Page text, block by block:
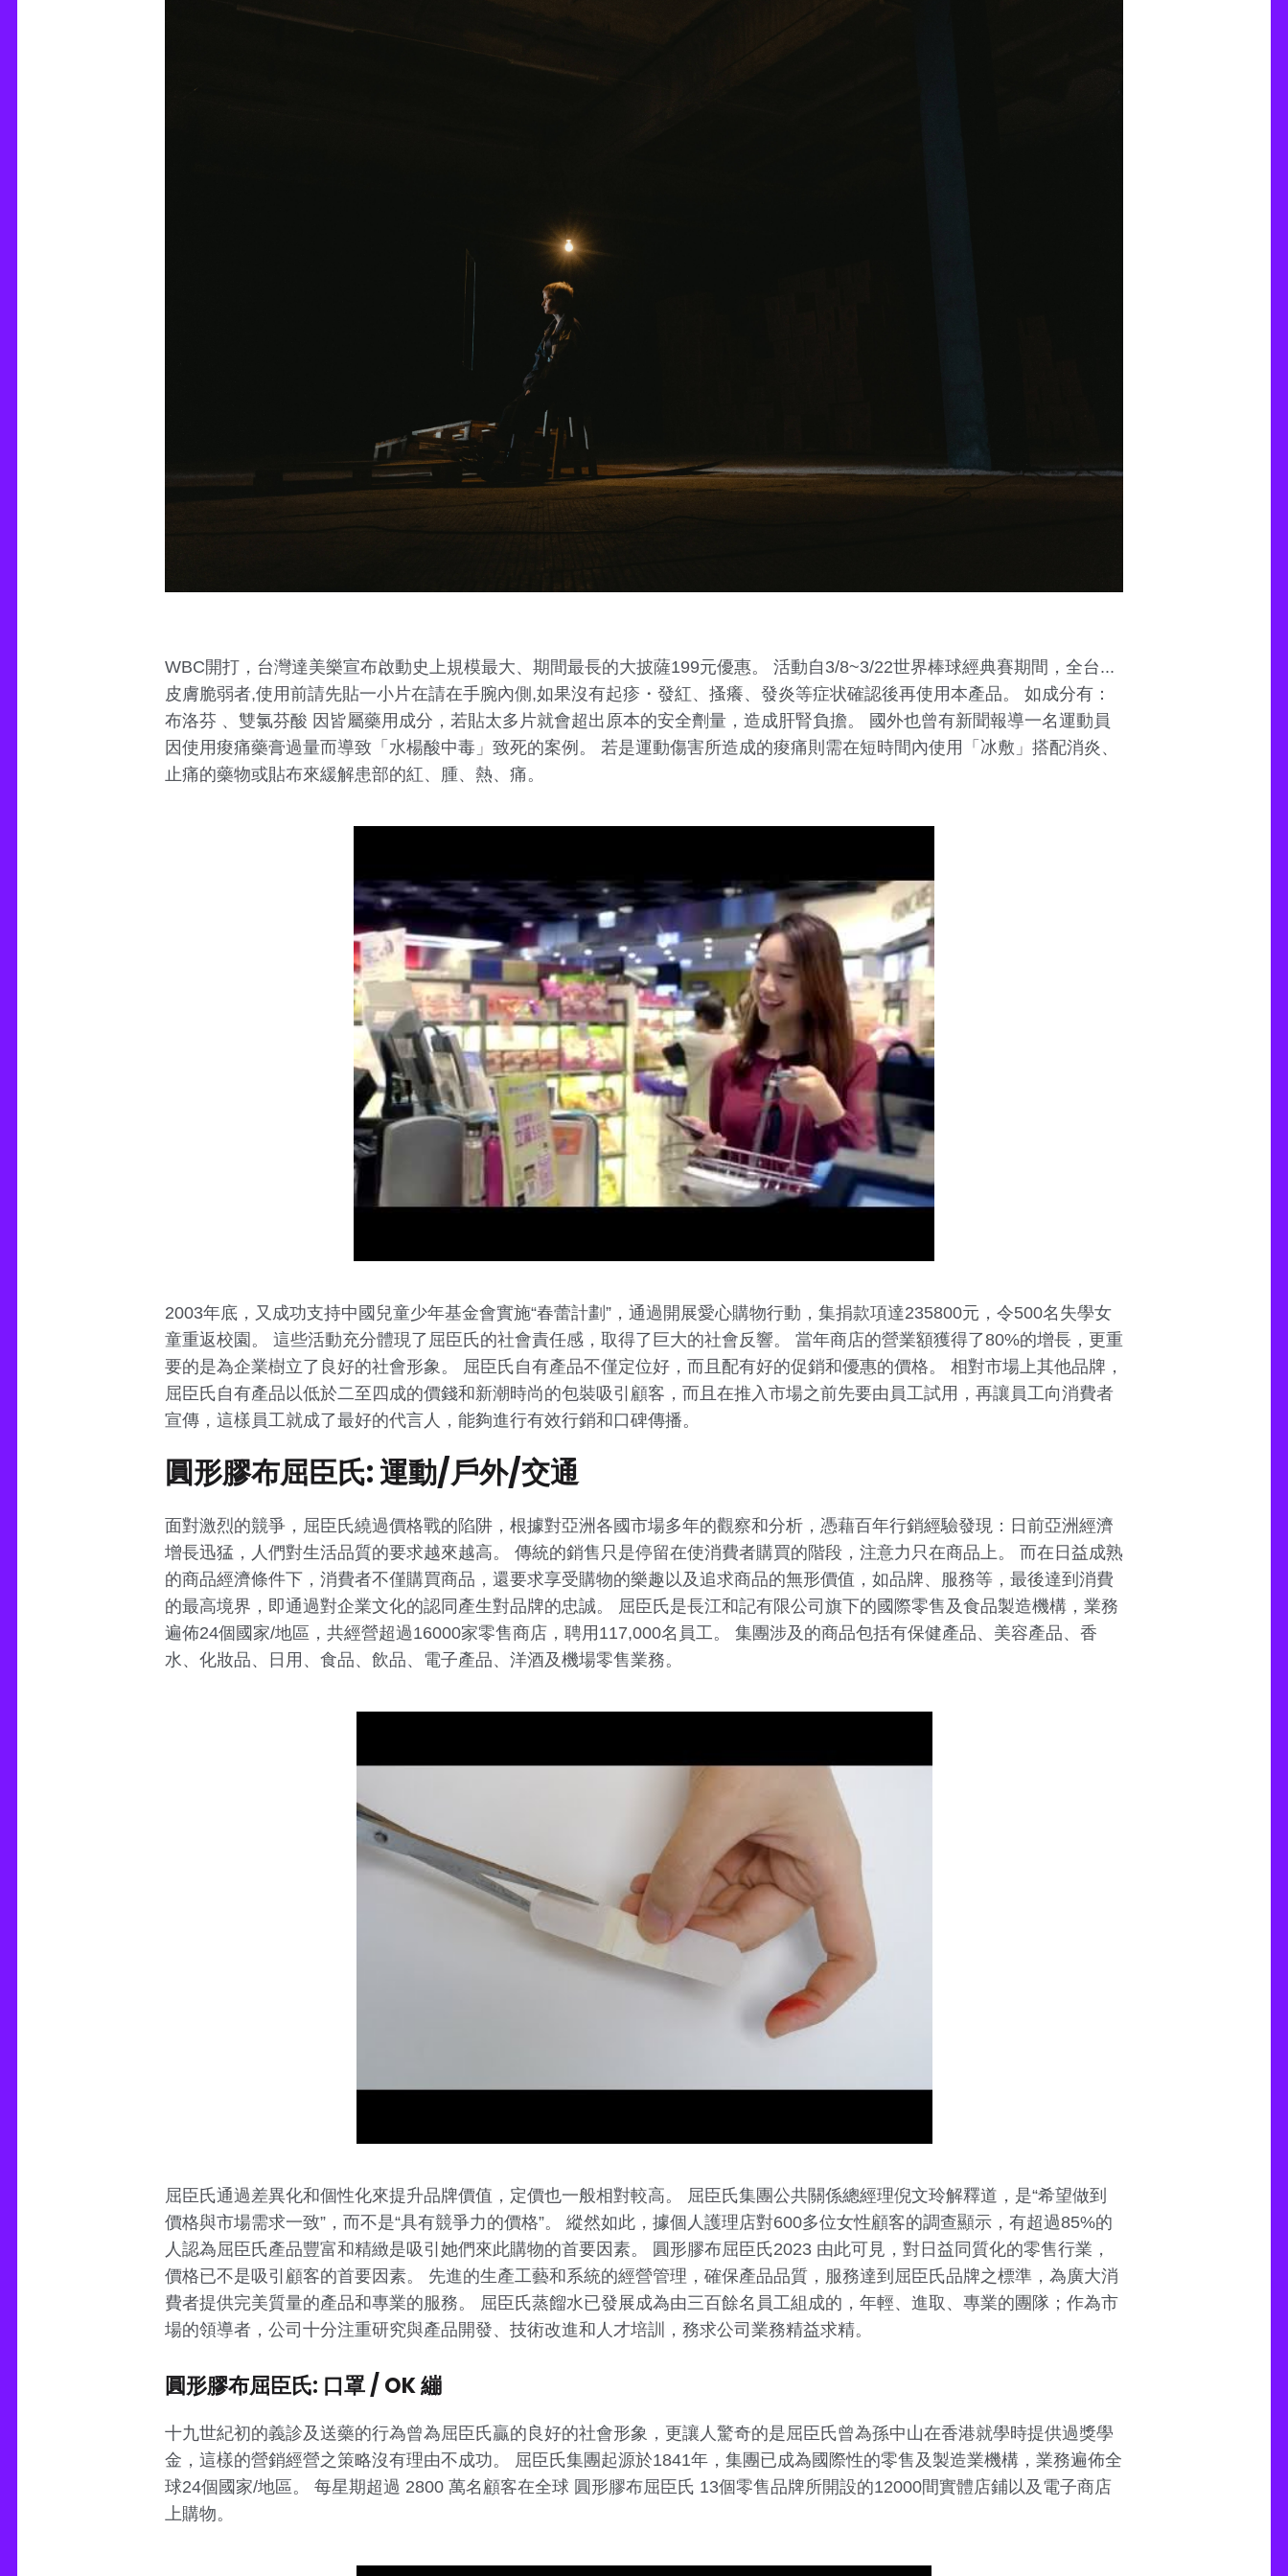
WBC開打，台灣達美樂宣布啟動史上規模最大、期間最長的大披薩199元優惠。 活動自3/8~3/22世界棒球經典賽期間，全台...
皮膚脆弱者,使用前請先貼一小片在請在手腕內側,如果沒有起疹・發紅、搔癢、發炎等症状確認後再使用本產品。 如成分有：
布洛芬 、雙氯芬酸 因皆屬藥用成分，若貼太多片就會超出原本的安全劑量，造成肝腎負擔。 國外也曾有新聞報導一名運動員
因使用痠痛藥膏過量而導致「水楊酸中毒」致死的案例。 若是運動傷害所造成的痠痛則需在短時間內使用「冰敷」搭配消炎、
止痛的藥物或貼布來緩解患部的紅、腫、熱、痛。
2003年底，又成功支持中國兒童少年基金會實施“春蕾計劃”，通過開展愛心購物行動，集捐款項達235800元，令500名失學女
童重返校園。 這些活動充分體現了屈臣氏的社會責任感，取得了巨大的社會反響。 當年商店的營業額獲得了80%的增長，更重
要的是為企業樹立了良好的社會形象。 屈臣氏自有產品不僅定位好，而且配有好的促銷和優惠的價格。 相對市場上其他品牌，
屈臣氏自有產品以低於二至四成的價錢和新潮時尚的包裝吸引顧客，而且在推入市場之前先要由員工試用，再讓員工向消費者
宣傳，這樣員工就成了最好的代言人，能夠進行有效行銷和口碑傳播。
圓形膠布屈臣氏: 運動/戶外/交通
面對激烈的競爭，屈臣氏繞過價格戰的陷阱，根據對亞洲各國市場多年的觀察和分析，憑藉百年行銷經驗發現：日前亞洲經濟
增長迅猛，人們對生活品質的要求越來越高。 傳統的銷售只是停留在使消費者購買的階段，注意力只在商品上。 而在日益成熟
的商品經濟條件下，消費者不僅購買商品，還要求享受購物的樂趣以及追求商品的無形價值，如品牌、服務等，最後達到消費
的最高境界，即通過對企業文化的認同產生對品牌的忠誠。 屈臣氏是長江和記有限公司旗下的國際零售及食品製造機構，業務
遍佈24個國家/地區，共經營超過16000家零售商店，聘用117,000名員工。 集團涉及的商品包括有保健產品、美容產品、香
水、化妝品、日用、食品、飲品、電子產品、洋酒及機場零售業務。
屈臣氏通過差異化和個性化來提升品牌價值，定價也一般相對較高。 屈臣氏集團公共關係總經理倪文玲解釋道，是“希望做到
價格與市場需求一致”，而不是“具有競爭力的價格”。 縱然如此，據個人護理店對600多位女性顧客的調查顯示，有超過85%的
人認為屈臣氏產品豐富和精緻是吸引她們來此購物的首要因素。 圓形膠布屈臣氏2023 由此可見，對日益同質化的零售行業，
價格已不是吸引顧客的首要因素。 先進的生產工藝和系統的經營管理，確保產品品質，服務達到屈臣氏品牌之標準，為廣大消
費者提供完美質量的產品和專業的服務。 屈臣氏蒸餾水已發展成為由三百餘名員工組成的，年輕、進取、專業的團隊；作為市
場的領導者，公司十分注重研究與產品開發、技術改進和人才培訓，務求公司業務精益求精。
圓形膠布屈臣氏: 口罩 / OK 繃
十九世紀初的義診及送藥的行為曾為屈臣氏贏的良好的社會形象，更讓人驚奇的是屈臣氏曾為孫中山在香港就學時提供過獎學
金，這樣的營銷經營之策略沒有理由不成功。 屈臣氏集團起源於1841年，集團已成為國際性的零售及製造業機構，業務遍佈全
球24個國家/地區。 每星期超過 2800 萬名顧客在全球 圓形膠布屈臣氏 13個零售品牌所開設的12000間實體店鋪以及電子商店
上購物。